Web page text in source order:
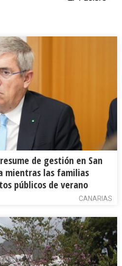
de gestión en San
mientras las familias
públicos de verano
CANARIAS